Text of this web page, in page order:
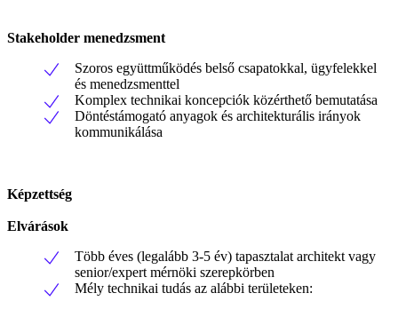
Stakeholder menedzsment
Szoros együttműködés belső csapatokkal, ügyfelekkel
és menedzsmenttel
Komplex technikai koncepciók közérthető bemutatása
Döntéstámogató anyagok és architekturális irányok
kommunikálása
Képzettség
Elvárások
Több éves (legalább 3-5 év) tapasztalat architekt vagy
senior/expert mérnöki szerepkörben
Mély technikai tudás az alábbi területeken: